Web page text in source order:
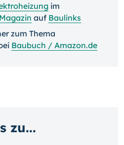
im
auf Baulinks
zum Thema
Baubuch / Amazon.de
zu...